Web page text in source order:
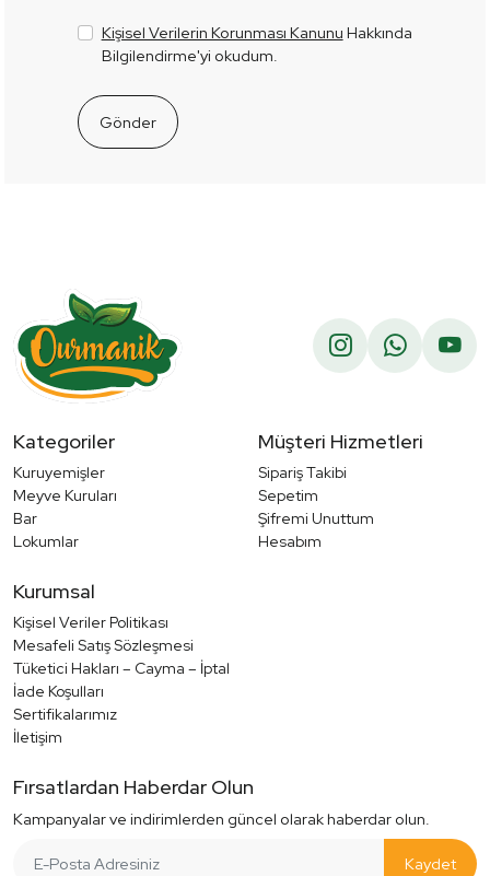
Kişisel Verilerin Korunması Kanunu Hakkında
Bilgilendirme'yi okudum.
Gönder
Kategoriler
Kuruyemişler
Meyve Kuruları
Bar
Lokumlar
Müşteri Hizmetleri
Sipariş Takibi
Sepetim
Şifremi Unuttum
Hesabım
Kurumsal
Kişisel Veriler Politikası
Mesafeli Satış Sözleşmesi
Tüketici Hakları – Cayma – İptal
İade Koşulları
Sertifikalarımız
İletişim
Fırsatlardan Haberdar Olun
Kampanyalar ve indirimlerden güncel olarak haberdar olun.
Kaydet